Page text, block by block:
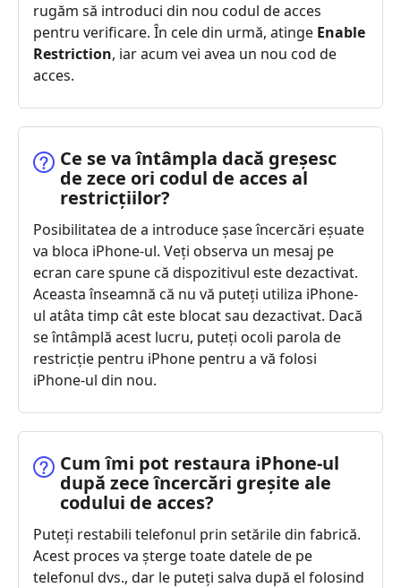
rugăm să introduci din nou codul de acces
pentru verificare. În cele din urmă, atinge Enable
Restriction, iar acum vei avea un nou cod de
acces.
Ce se va întâmpla dacă greșesc
de zece ori codul de acces al
restricțiilor?
Posibilitatea de a introduce șase încercări eșuate
va bloca iPhone-ul. Veți observa un mesaj pe
ecran care spune că dispozitivul este dezactivat.
Aceasta înseamnă că nu vă puteți utiliza iPhone-
ul atâta timp cât este blocat sau dezactivat. Dacă
se întâmplă acest lucru, puteți ocoli parola de
restricție pentru iPhone pentru a vă folosi
iPhone-ul din nou.
Cum îmi pot restaura iPhone‑ul
după zece încercări greșite ale
codului de acces?
Puteți restabili telefonul prin setările din fabrică.
Acest proces va șterge toate datele de pe
telefonul dvs., dar le puteți salva după el folosind